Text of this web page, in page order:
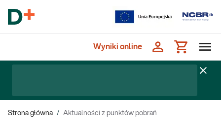
Wyniki online
Strona główna / Aktualności z punktów pobrań